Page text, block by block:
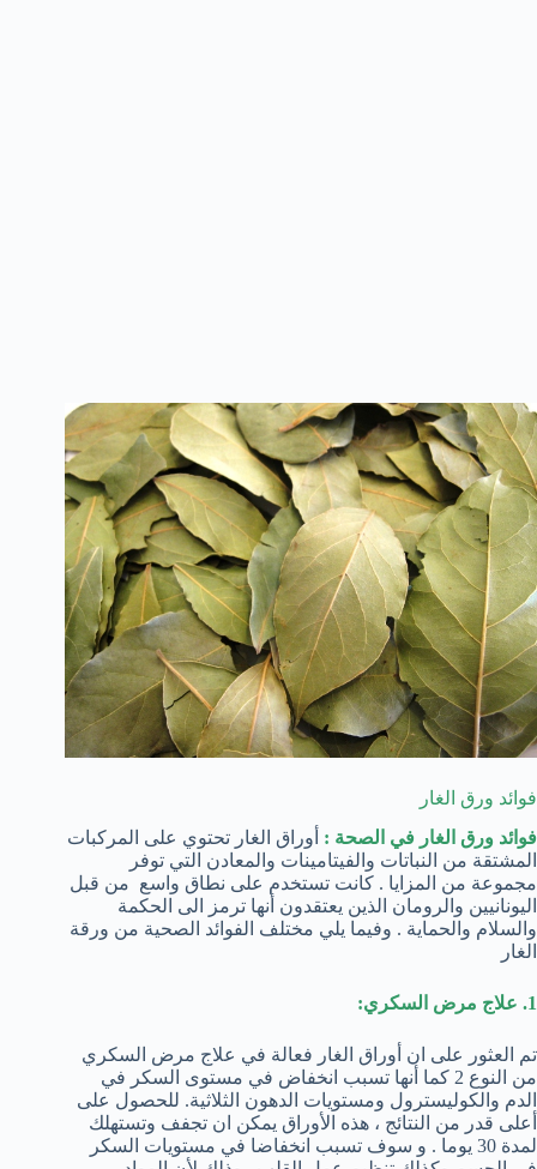
فوائد ورق الغار
فوائد ورق الغار في الصحة : أوراق الغار تحتوي على المركبات
المشتقة من النباتات والفيتامينات والمعادن التي توفر
مجموعة من المزايا . كانت تستخدم على نطاق واسع من قبل
اليونانيين والرومان الذين يعتقدون أنها ترمز الى الحكمة
والسلام والحماية . وفيما يلي مختلف الفوائد الصحية من ورقة
الغار
1. علاج مرض السكري:
تم العثور على ان أوراق الغار فعالة في علاج مرض السكري
من النوع 2 كما أنها تسبب انخفاض في مستوى السكر في
الدم والكوليسترول ومستويات الدهون الثلاثية. للحصول على
أعلى قدر من النتائج ، هذه الأوراق يمكن ان تجفف وتستهلك
لمدة 30 يوما . و سوف تسبب انخفاضا في مستويات السكر